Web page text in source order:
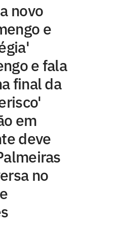
novo
e
e fala
final da
em
deve
no